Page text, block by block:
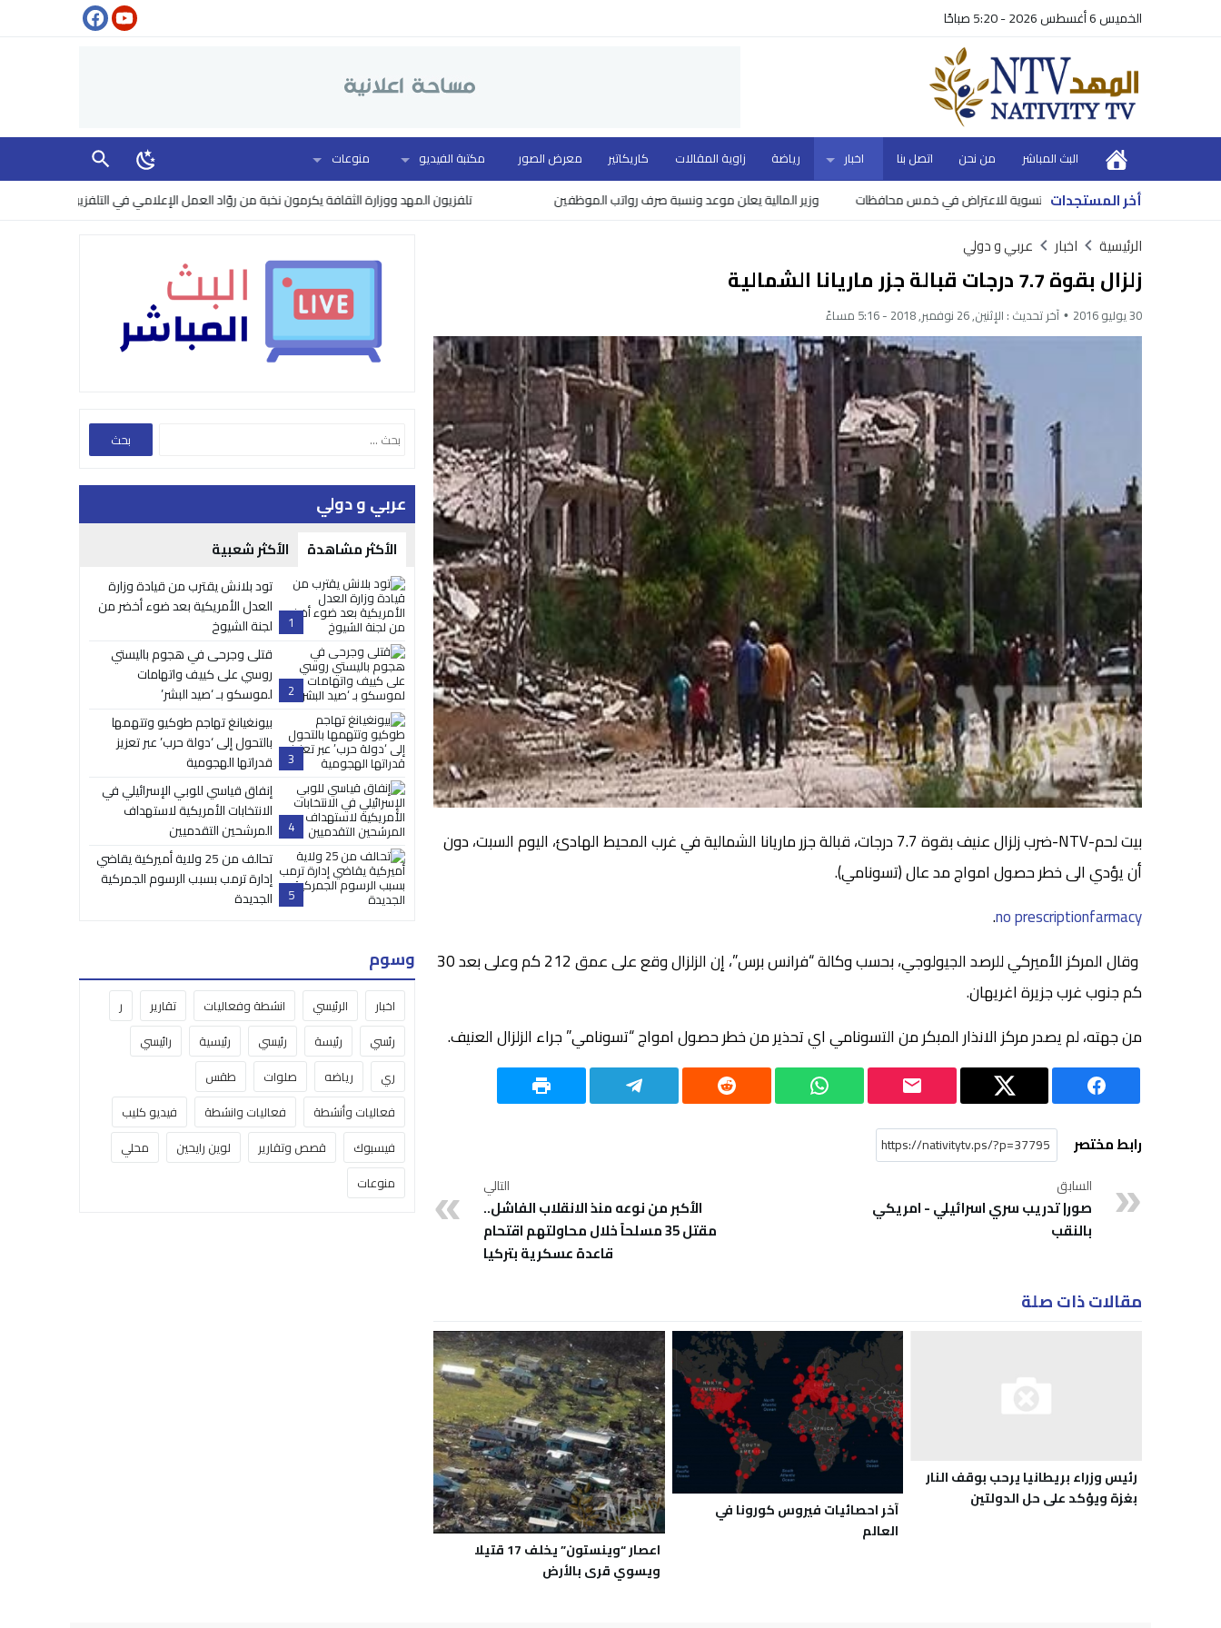
الخميس 6 أغسطس 2026 - 5:20 صباحًا
البث المباشر من نحن اتصل بنا اخبار رياضة زاوية المقالات كاريكاتير معرض الصور مكتبة الفيديو منوعات
أخر المستجدات تلفزيون المهد ووزارة الثقافة يكرمون نخبة من روّاد العمل الإعلامي في التلفزيون البنتاغون وزير المالية يعلن موعد ونسبة صرف رواتب الموظفين
الرئيسية اخبار عربي و دولي
زلزال بقوة 7.7 درجات قبالة جزر ماريانا الشمالية
30 يوليو 2016 آخر تحديث : الإثنين, 26 نوفمبر, 2018 - 5:16 مساءً
بيت لحم-NTV-ضرب زلزال عنيف بقوة 7.7 درجات، قبالة جزر ماريانا الشمالية في غرب المحيط الهادئ، اليوم السبت، دون
أن يؤدي الى خطر حصول امواج مد عال (تسونامي).
no prescriptionfarmacy
.
وقال المركز الأميركي للرصد الجيولوجي، بحسب وكالة “فرانس برس”، إن الزلزال وقع على عمق 212 كم وعلى بعد 30
كم جنوب غرب جزيرة اغريهان.
من جهته، لم يصدر مركز الانذار المبكر من التسونامي اي تحذير من خطر حصول امواج “تسونامي” جراء الزلزال العنيف.
رابط مختصر
السابق
صور| تدريب سري اسرائيلي - امريكي
بالنقب
التالي
الأكبر من نوعه منذ الانقلاب الفاشل..
مقتل 35 مسلحاً خلال محاولتهم اقتحام
قاعدة عسكرية بتركيا
مقالات ذات صلة
رئيس وزراء بريطانيا يرحب بوقف النار
بغزة ويؤكد على حل الدولتين
آخر احصائيات فيروس كورونا في
العالم
اعصار “وينستون” يخلف 17 قتيلا
ويسوي قرى بالأرض
عربي و دولي
الأكثر مشاهدة الأكثر شعبية
1
تود بلانش يقترب من قيادة وزارة
العدل الأمريكية بعد ضوء أخضر من
لجنة الشيوخ
2
قتلى وجرحى في هجوم باليستي
روسي على كييف واتهامات
لموسكو بـ ‘صيد البشر’
3
بيونغيانغ تهاجم طوكيو وتتهمها
بالتحول إلى ‘دولة حرب’ عبر تعزيز
قدراتها الهجومية
4
إنفاق قياسي للوبي الإسرائيلي في
الانتخابات الأمريكية لاستهداف
المرشحين التقدميين
5
تحالف من 25 ولاية أميركية يقاضي
إدارة ترمب بسبب الرسوم الجمركية
الجديدة
وسوم
اخبار الرئيسي انشطة وفعاليات تقارير
ر
رئسي
رئيسة رئيسي رئيسية
رائيسي
ري
رياضه صلوات
طقس
فعاليات وأنشطة
فعاليات وانشطة
فيديو كليب
فيسبوك
قصص وتقارير لوين رايحين
محلي
منوعات